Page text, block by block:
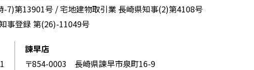
-7)第13901号/宅地建物取引業 長崎県知事(2)第4108号
事登録 第(26)-11049号
諫早店
〒854-0003 長崎県諫早市泉町16-9